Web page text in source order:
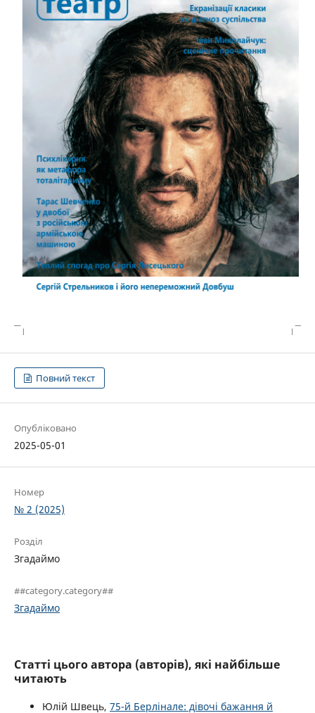
Повний текст
Опубліковано
2025-05-01
Номер
№ 2 (2025)
Розділ
Згадаймо
##category.category##
Згадаймо
Статті цього автора (авторів), які найбільше
читають
Юлій Швець, 75-й Берлінале: дівочі бажання й